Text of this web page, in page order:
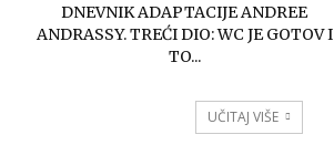
DNEVNIK ADAPTACIJE ANDREE
ANDRASSY. TREĆI DIO: WC JE GOTOV I
TO...
UČITAJ VIŠE